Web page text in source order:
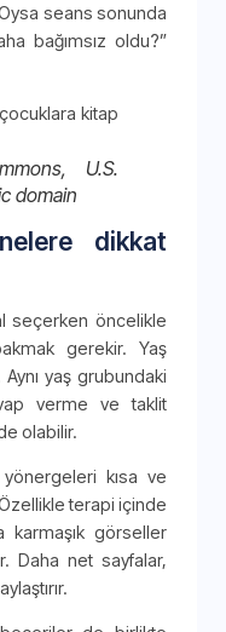
seans sonunda
bağımsız oldu?”
U.S.
domain
dikkat
seçerken öncelikle
gerekir. Yaş
yaş grubundaki
verme ve taklit
olabilir.
kısa ve
terapi içinde
karmaşık görseller
Daha net sayfalar,